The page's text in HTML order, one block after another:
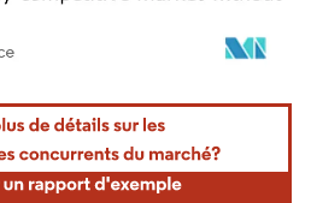
nécessite une attribution sous CC BY